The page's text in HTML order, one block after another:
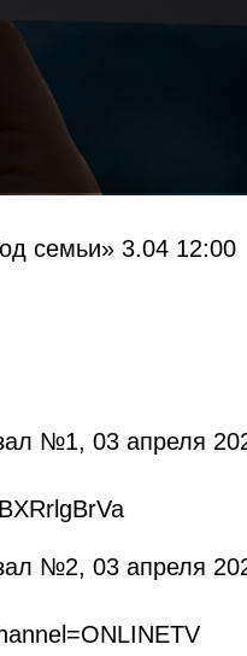
семьи» 3.04 12:00
№1, 03 апреля
№2, 03 апреля